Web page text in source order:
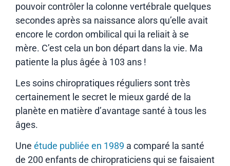
pouvoir contrôler la colonne vertébrale quelques
secondes après sa naissance alors qu’elle avait
encore le cordon ombilical qui la reliait à se
mère. C’est cela un bon départ dans la vie. Ma
patiente la plus âgée à 103 ans !
Les soins chiropratiques réguliers sont très
certainement le secret le mieux gardé de la
planète en matière d’avantage santé à tous les
âges.
Une étude publiée en 1989 a comparé la santé
de 200 enfants de chiropraticiens qui se faisaient